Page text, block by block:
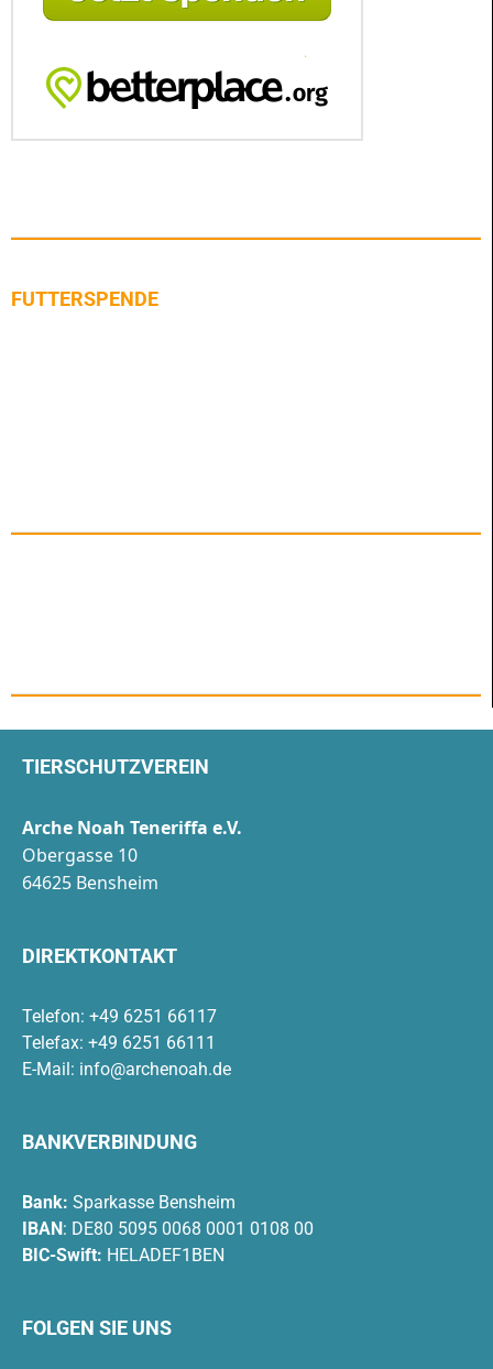
FUTTERSPENDE
TIERSCHUTZVEREIN
Arche Noah Teneriffa e.V.
Obergasse 10
64625 Bensheim
DIREKTKONTAKT
Telefon: +49 6251 66117
Telefax: +49 6251 66111
E-Mail: info@archenoah.de
BANKVERBINDUNG
Bank: Sparkasse Bensheim
IBAN: DE80 5095 0068 0001 0108 00
BIC-Swift: HELADEF1BEN
FOLGEN SIE UNS